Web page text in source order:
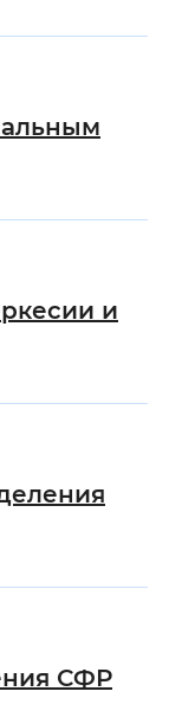
и
СФР